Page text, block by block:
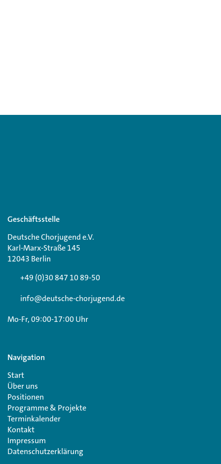
Geschäftsstelle
Deutsche Chorjugend e.V.
Karl-Marx-Straße 145
12043 Berlin
+49 (0)30 847 10 89-50
info@deutsche-chorjugend.de
Mo-Fr, 09:00-17:00 Uhr
Navigation
Start
Über uns
Positionen
Programme & Projekte
Terminkalender
Kontakt
Impressum
Datenschutzerklärung